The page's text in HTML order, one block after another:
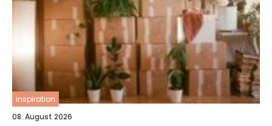
inspiration
08. August 2026